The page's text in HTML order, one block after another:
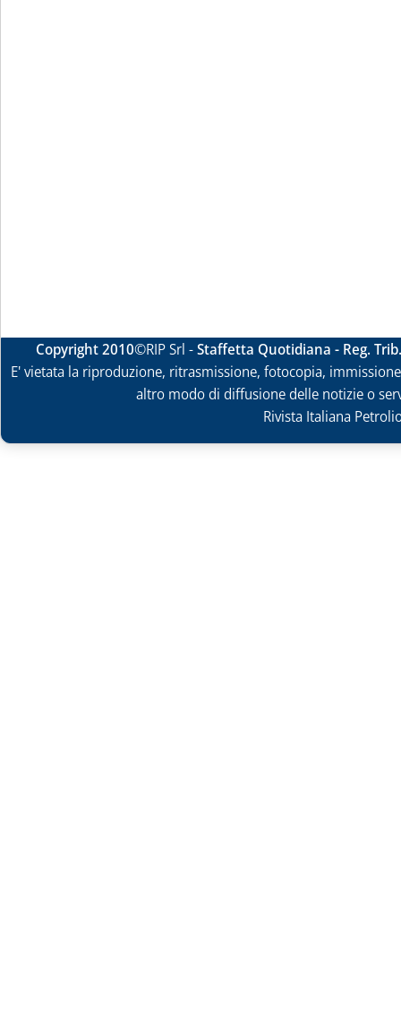
Copyright 2010©RIP Srl -Staffetta Quotidiana - Reg.
E' vietata la riproduzione, ritrasmissione, fotocopia,
altro modo di diffusione delle notizie o
Rivista Italiana